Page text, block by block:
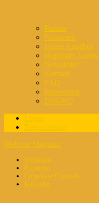
Partner
Netzwerk
Unser Angebot
Highlight Archiv
Newsletter
Kontakt
FAQ
Impressum
DSGVO
Webinar Magazin
Webinare
Experten
Corporate Channels
Kalender